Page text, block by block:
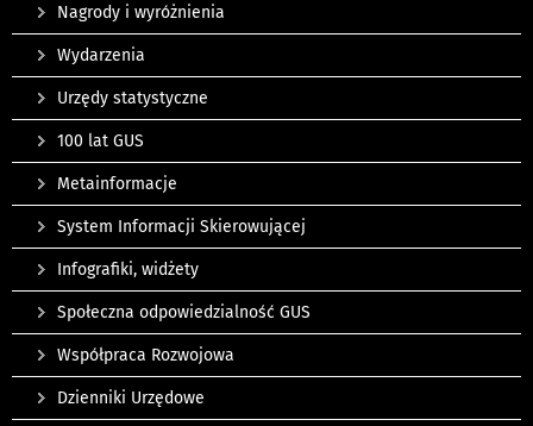
Nagrody i wyróżnienia
Wydarzenia
Urzędy statystyczne
100 lat GUS
Metainformacje
System Informacji Skierowującej
Infografiki, widżety
Społeczna odpowiedzialność GUS
Współpraca Rozwojowa
Dzienniki Urzędowe